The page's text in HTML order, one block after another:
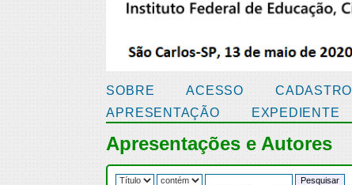
SOBRE ACESSO CADASTRO
APRESENTAÇÃO
EXPEDIENTE
Apresentações e Autores